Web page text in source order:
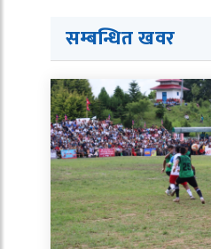
सम्बन्धित खवर